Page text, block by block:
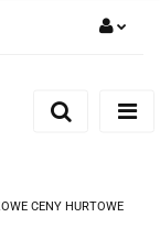
Zarejestruj się
CENY HURTOWE